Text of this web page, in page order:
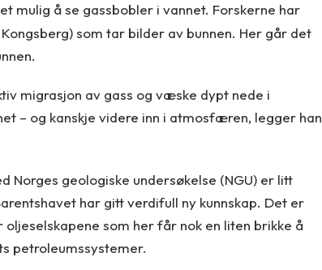
mulig å se gassbobler i vannet. Forskerne har
Kongsberg) som tar bilder av bunnen. Her går det
migrasjon av gass og væske dypt nede i
– og kanskje videre inn i atmosfæren, legger han
geologiske undersøkelse (NGU) er litt
har gitt verdifull ny kunnskap. Det er
som her får nok en liten brikke å
petroleumssystemer.